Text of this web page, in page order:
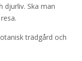
djurliv. Ska man
trädgård och